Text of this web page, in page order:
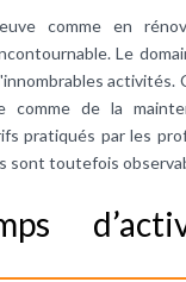
comme en
Le
activités.
comme de la
pratiqués par les
sont toutefois